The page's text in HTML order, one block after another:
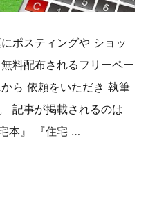
ポスティングや ショッ
料配布されるフリーペー
ら 依頼をいただき 執筆
記事が掲載されるのは
本』 『住宅 …